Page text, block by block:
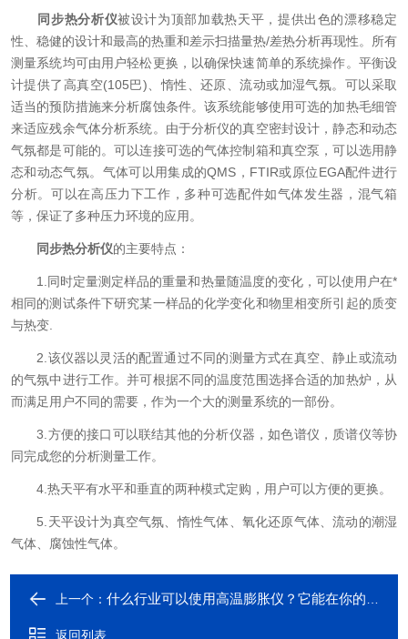
同步热分析仪被设计为顶部加载热天平，提供出色的漂移稳定
性、稳健的设计和最高的热重和差示扫描量热/差热分析再现性。所有
测量系统均可由用户轻松更换，以确保快速简单的系统操作。平衡设
计提供了高真空(105巴)、惰性、还原、流动或加湿气氛。可以采取
适当的预防措施来分析腐蚀条件。该系统能够使用可选的加热毛细管
来适应残余气体分析系统。由于分析仪的真空密封设计，静态和动态
气氛都是可能的。可以连接可选的气体控制箱和真空泵，可以选用静
态和动态气氛。气体可以用集成的QMS，FTIR或原位EGA配件进行
分析。可以在高压力下工作，多种可选配件如气体发生器，混气箱
等，保证了多种压力环境的应用。
同步热分析仪的主要特点：
1.同时定量测定样品的重量和热量随温度的变化，可以使用户在*
相同的测试条件下研究某一样品的化学变化和物里相变所引起的质变
与热变.
2.该仪器以灵活的配置通过不同的测量方式在真空、静止或流动
的气氛中进行工作。并可根据不同的温度范围选择合适的加热炉，从
而满足用户不同的需要，作为一个大的测量系统的一部份。
3.方便的接口可以联结其他的分析仪器，如色谱仪，质谱仪等协
同完成您的分析测量工作。
4.热天平有水平和垂直的两种模式定购，用户可以方便的更换。
5.天平设计为真空气氛、惰性气体、氧化还原气体、流动的潮湿
气体、腐蚀性气体。
上一个：什么行业可以使用高温膨胀仪？它能在你的行业中使用吗？
返回列表